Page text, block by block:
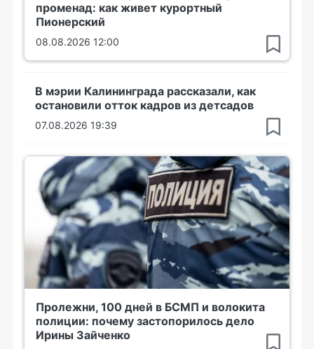
променад: как живет курортный
Пионерский
08.08.2026 12:00
В мэрии Калининграда рассказали, как
остановили отток кадров из детсадов
07.08.2026 19:39
Пролежни, 100 дней в БСМП и волокита
полиции: почему застопорилось дело
Ирины Зайченко